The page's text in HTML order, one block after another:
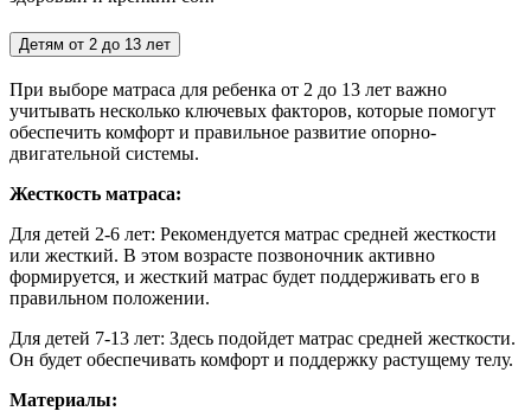
Детям от 2 до 13 лет
При выборе матраса для ребенка от 2 до 13 лет важно
учитывать несколько ключевых факторов, которые помогут
обеспечить комфорт и правильное развитие опорно-
двигательной системы.
Жесткость матраса:
Для детей 2-6 лет: Рекомендуется матрас средней жесткости
или жесткий. В этом возрасте позвоночник активно
формируется, и жесткий матрас будет поддерживать его в
правильном положении.
Для детей 7-13 лет: Здесь подойдет матрас средней жесткости.
Он будет обеспечивать комфорт и поддержку растущему телу.
Материалы: